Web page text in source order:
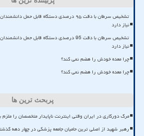
تشخیص سرطان با دقت ۹۵ درصدی دستگاه قابل
نیاز دارد
تشخیص سرطان با دقت 95 درصدی دستگاه قابل
نیاز دارد
چرا معده خودش را هضم نمی کند؟
چرا معده خودش را هضم نمی کند؟
پربحث ترین ها
مرگ دورکاری در ایران وقتی اینترنت ناپایدار متخصصان را ملزم
رهبر شهید از اصلی ترین حامیان جامعه پزشکی در چهار دهه